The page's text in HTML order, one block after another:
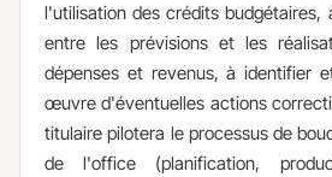
l'utilisation des crédits budgétaires,
entre les prévisions et les
dépenses et revenus, à identifier
œuvre d'éventuelles actions
titulaire pilotera le processus de
de l'office (planification,